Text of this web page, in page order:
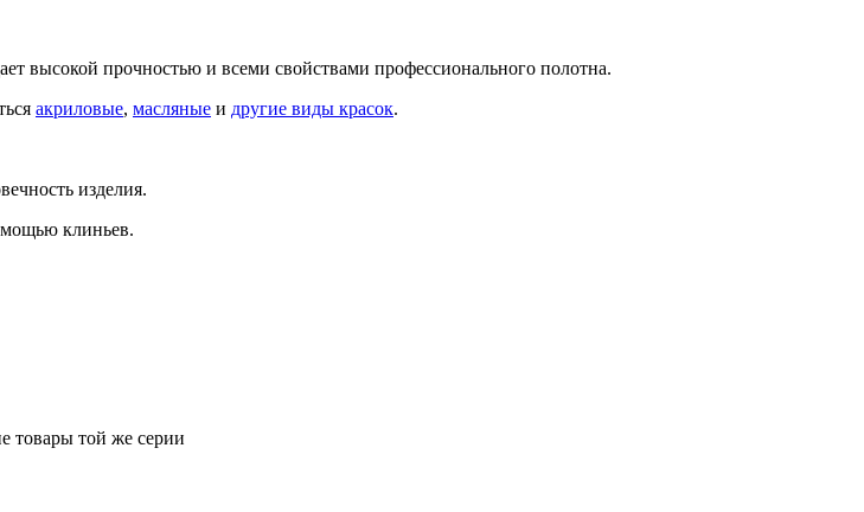
высокой прочностью и всеми свойствами профессионального полотна.
акриловые, масляные и другие виды красок.
изделия.
клиньев.
товары той же серии